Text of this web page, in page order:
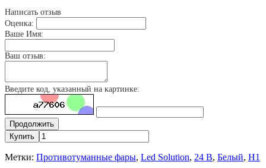
Написать отзыв
Оценка:
Ваше Имя:
Ваш отзыв:
Введите код, указанный на картинке:
Продолжить
Купить
Метки: Противотуманные фары, Led Solution, 24 В, Белый, H1